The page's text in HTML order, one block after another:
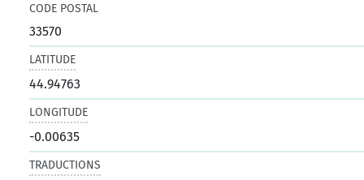
CODE POSTAL
33570
LATITUDE
44.94763
LONGITUDE
-0.00635
TRADUCTIONS